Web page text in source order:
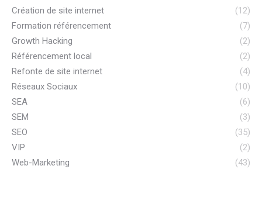
Création de site internet
(12)
Formation référencement
(7)
Growth Hacking
(2)
Référencement local
(2)
Refonte de site internet
(4)
Réseaux Sociaux
(10)
SEA
(6)
SEM
(3)
SEO
(35)
VIP
(2)
Web-Marketing
(43)